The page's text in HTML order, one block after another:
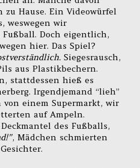
Hause. Ein Videowürfel
weswegen wir
Doch eigentlich,
hier. Das Spiel?
Siegesrausch,
aus Plastikbechern.
stattdessen hieß es
Irgendjemand “lieh”
einem Supermarkt, wir
auf Ampeln.
des Fußballs,
, Mädchen schmierten